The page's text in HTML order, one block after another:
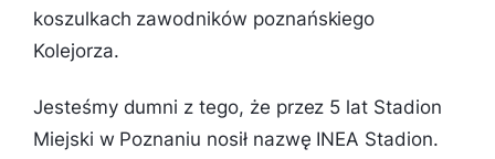
koszulkach zawodników poznańskiego
Kolejorza.
Jesteśmy dumni z tego, że przez 5 lat Stadion
Miejski w Poznaniu nosił nazwę INEA Stadion.